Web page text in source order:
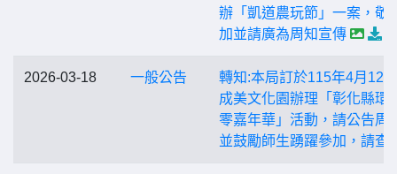
辦「凱道農玩節」一案，敬
加並請廣為周知宣傳
2026-03-18 一般公告
轉知:本局訂於115年4月12
成美文化園辦理「彰化縣環
零嘉年華」活動，請公告周
並鼓勵師生踴躍參加，請查